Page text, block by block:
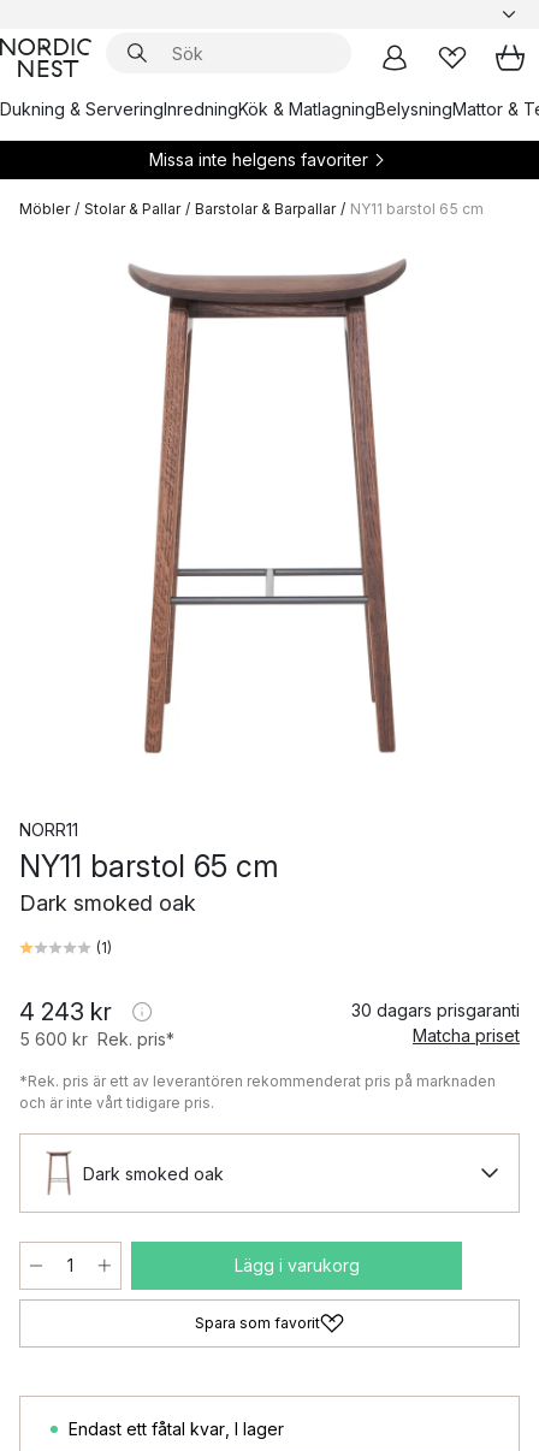
Dukning & ServeringInredningKök & MatlagningBelysningMattor &
Missa inte helgens favoriter
Möbler / Stolar & Pallar / Barstolar & Barpallar / NY11 barstol 65 cm
NORR11
NY11 barstol 65 cm
Dark smoked oak
(1)
4 243 kr
5 600 kr Rek. pris*
30 dagars prisgaranti
Matcha priset
*Rek. pris är ett av leverantören rekommenderat pris på marknaden
och är inte vårt tidigare pris.
Dark smoked oak
Lägg i varukorg
Spara som favorit
Endast ett fåtal kvar I lager